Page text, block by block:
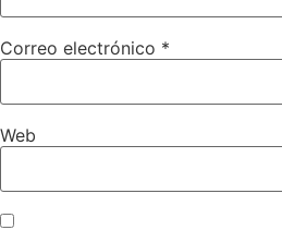
Correo electrónico *
Web